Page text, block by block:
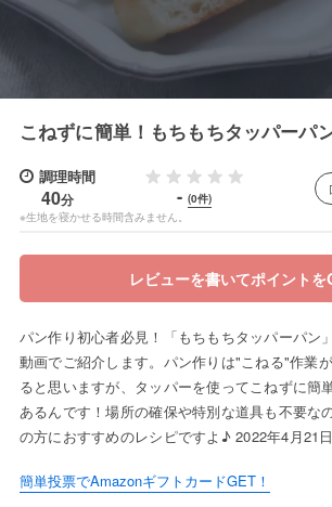
こねずに簡単！もちもちタッパーパ
調理時間
40分
※生地を寝かせる時間含みません。
- (0件)
レビューを書いてポイントを
パン作り初心者必見！「もちもちタッパーパン
動画でご紹介します。パン作りは"こねる"作業
ると思いますが、タッパーを使ってこねずに簡
あるんです！場所の確保や特別な道具も不要な
の方におすすめのレシピですよ♪ 2022年4月21
簡単投票でAmazonギフトカードGET！